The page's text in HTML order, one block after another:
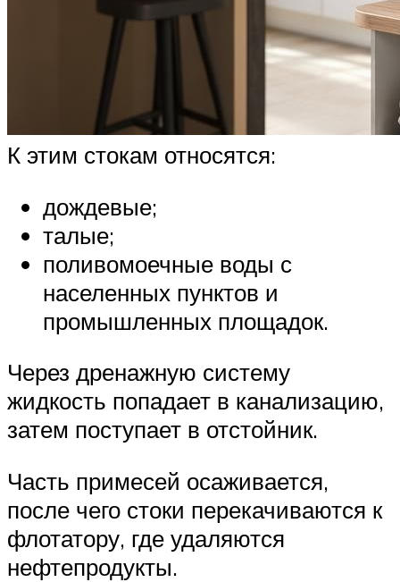
К этим стокам относятся:
дождевые;
талые;
поливомоечные воды с
населенных пунктов и
промышленных площадок.
Через дренажную систему
жидкость попадает в канализацию,
затем поступает в отстойник.
Часть примесей осаживается,
после чего стоки перекачиваются к
флотатору, где удаляются
нефтепродукты.